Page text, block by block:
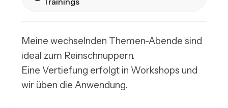
Meine wechselnden Themen-Abende sind
ideal zum Reinschnuppern.
Eine Vertiefung erfolgt in Workshops und
wir üben die Anwendung.